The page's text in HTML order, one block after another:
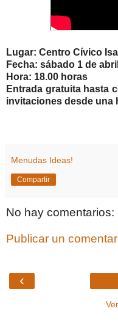
Lugar: Centro Cívico
Fecha: sábado 1 de abril
Hora: 18.00 horas
Entrada gratuita hasta
invitaciones desde una
Menudas Ideas!
Compartir
No hay comentarios:
Publicar un
‹